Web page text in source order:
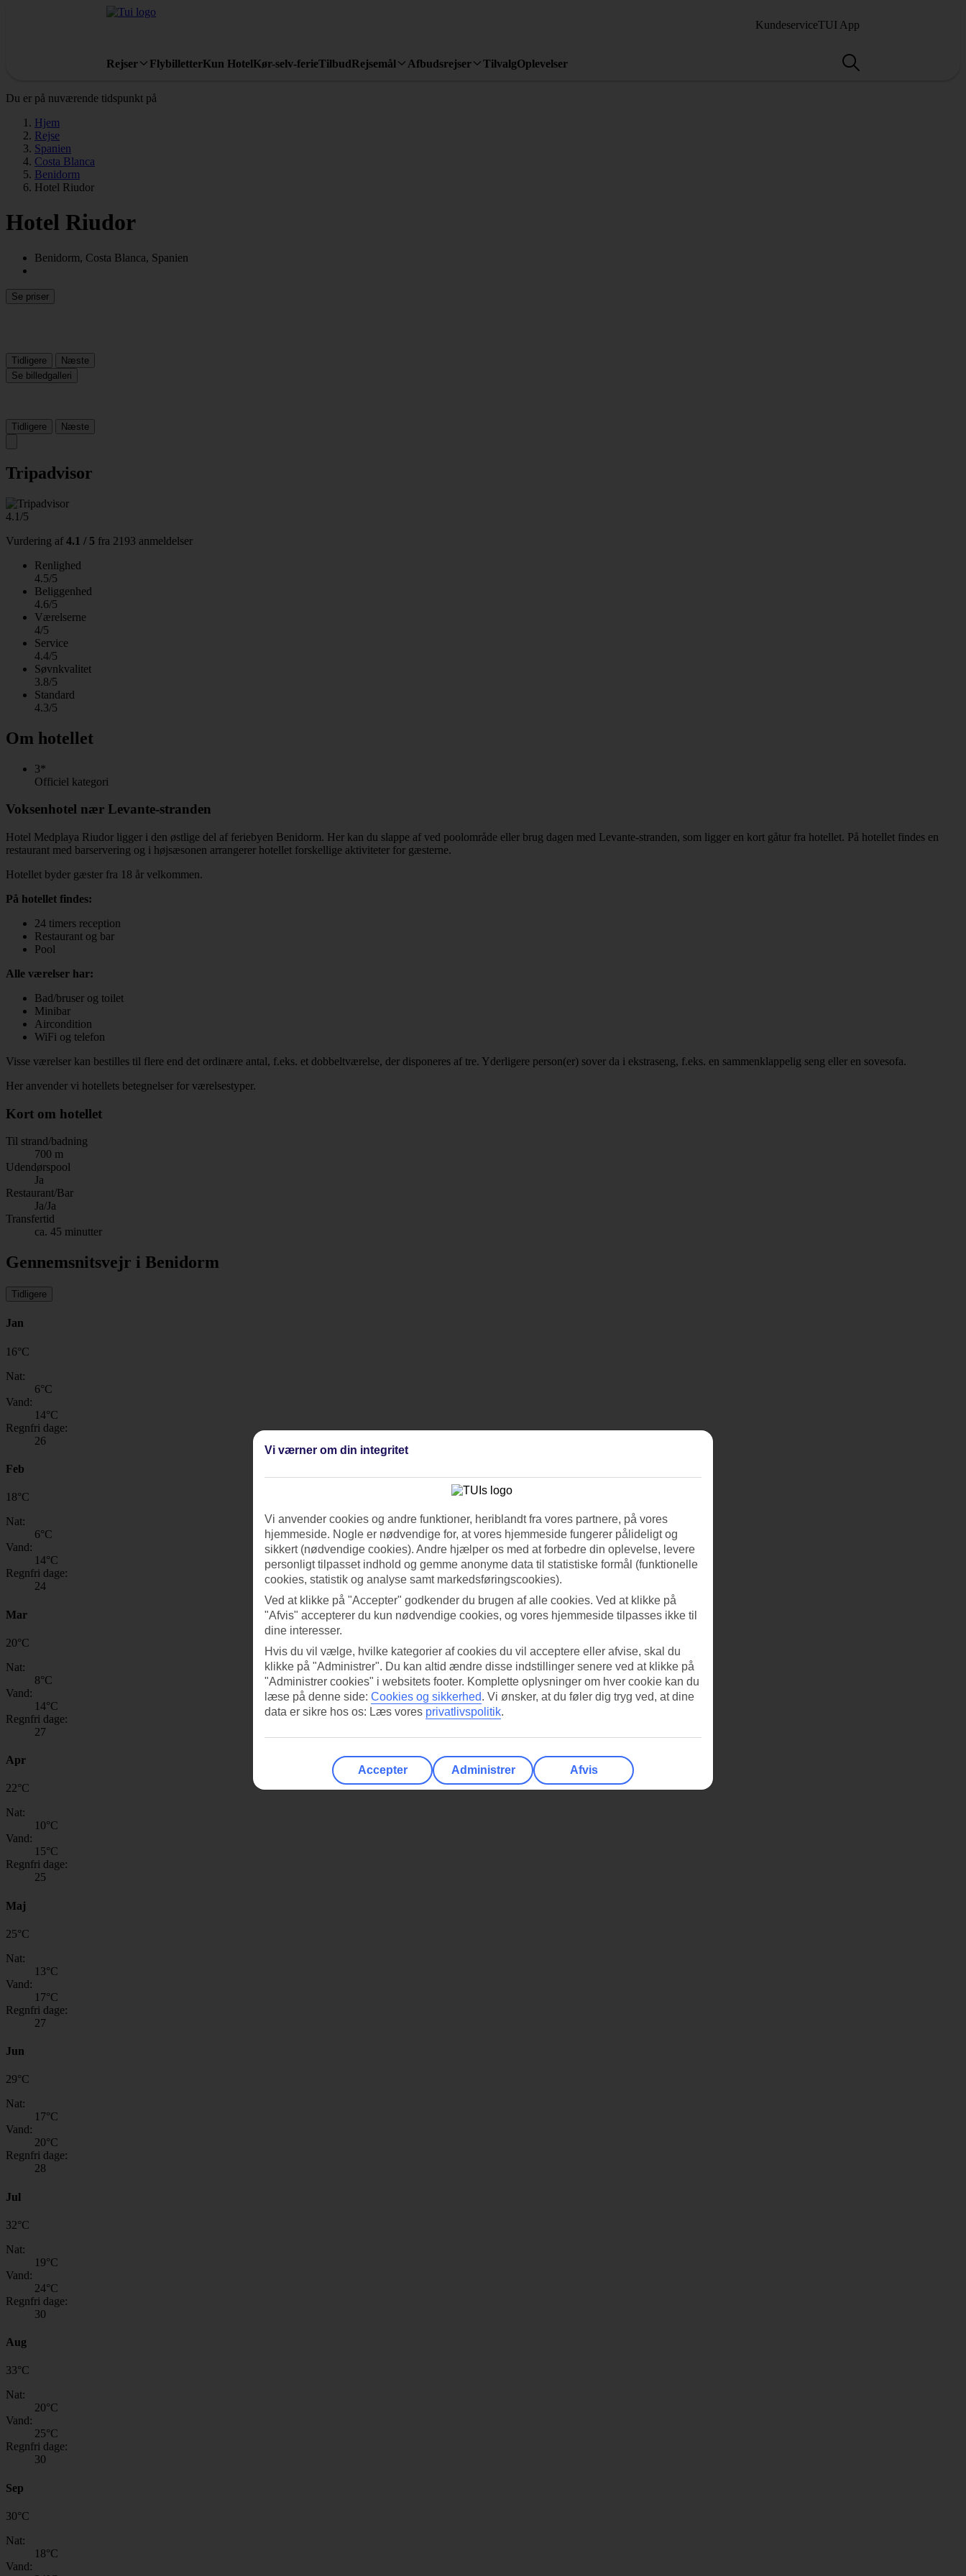
KundeserviceTUI App
Rejser FlybilletterKun HotelKør-selv-ferieTilbudRejsemål Afbudsrejser TilvalgOplevelser
Du er på nuværende tidspunkt på
Hjem
Rejse
Spanien
Costa Blanca
Benidorm
Hotel Riudor
Hotel Riudor
Benidorm, Costa Blanca, Spanien
Se priser
Tidligere
Næste
Se billedgalleri
Tidligere Næste
Tripadvisor
4.1/5
Vurdering af 4.1 / 5 fra 2193 anmeldelser
Renlighed
4.5/5
Beliggenhed
4.6/5
Værelserne
4/5
Service
4.4/5
Søvnkvalitet
3.8/5
Standard
4.3/5
Om hotellet
3*
Officiel kategori
Voksenhotel nær Levante-stranden
Hotel Medplaya Riudor ligger i den østlige del af feriebyen Benidorm. Her kan du slappe af ved poolområde eller brug dagen med Levante-stranden, som ligger en kort gåtur fra hotellet. På hotellet findes en
restaurant med barservering og i højsæsonen arrangerer hotellet forskellige aktiviteter for gæsterne.
Hotellet byder gæster fra 18 år velkommen.
På hotellet findes:
24 timers reception
Restaurant og bar
Pool
Alle værelser har:
Bad/bruser og toilet
Minibar
Aircondition
WiFi og telefon
Visse værelser kan bestilles til flere end det ordinære antal, f.eks. et dobbeltværelse, der disponeres af tre. Yderligere person(er) sover da i ekstraseng, f.eks. en sammenklappelig seng eller en sovesofa.
Her anvender vi hotellets betegnelser for værelsestyper.
Kort om hotellet
Til strand/badning
700 m
Udendørspool
Ja
Restaurant/Bar
Ja/Ja
Transfertid
ca. 45 minutter
Gennemsnitsvejr i Benidorm
Tidligere
Jan
16°C
Nat:
6°C
Vand:
14°C
Regnfri dage:
26
Feb
18°C
Nat:
6°C
Vand:
14°C
Regnfri dage:
24
Mar
20°C
Nat:
8°C
Vand:
14°C
Regnfri dage:
27
Apr
22°C
Nat:
10°C
Vand:
15°C
Regnfri dage:
25
Maj
25°C
Nat:
13°C
Vand:
17°C
Regnfri dage:
27
Jun
29°C
Nat:
17°C
Vand:
20°C
Regnfri dage:
28
Jul
32°C
Nat:
19°C
Vand:
24°C
Regnfri dage:
30
Aug
33°C
Nat:
20°C
Vand:
25°C
Regnfri dage:
30
Sep
30°C
Nat:
18°C
Vand:
Vi værner om din integritet
Vi anvender cookies og andre funktioner, heriblandt fra vores partnere, på vores
hjemmeside. Nogle er nødvendige for, at vores hjemmeside fungerer pålideligt og
sikkert (nødvendige cookies). Andre hjælper os med at forbedre din oplevelse, levere
personligt tilpasset indhold og gemme anonyme data til statistiske formål (funktionelle
cookies, statistik og analyse samt markedsføringscookies).
Ved at klikke på "Accepter" godkender du brugen af alle cookies. Ved at klikke på
"Afvis" accepterer du kun nødvendige cookies, og vores hjemmeside tilpasses ikke til
dine interesser.
Hvis du vil vælge, hvilke kategorier af cookies du vil acceptere eller afvise, skal du
klikke på "Administrer". Du kan altid ændre disse indstillinger senere ved at klikke på
"Administrer cookies" i websitets footer. Komplette oplysninger om hver cookie kan du
læse på denne side: Cookies og sikkerhed. Vi ønsker, at du føler dig tryg ved, at dine
data er sikre hos os: Læs vores privatlivspolitik.
Accepter Administrer Afvis